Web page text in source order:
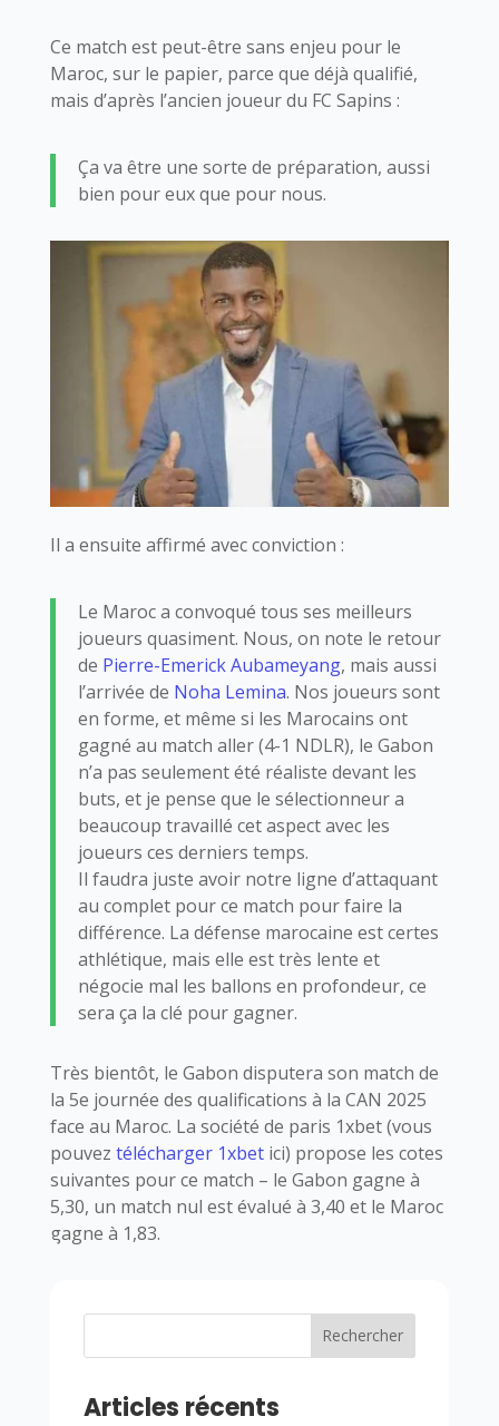
Ce match est peut-être sans enjeu pour le
Maroc, sur le papier, parce que déjà qualifié,
mais d’après l’ancien joueur du FC Sapins :
Ça va être une sorte de préparation, aussi
bien pour eux que pour nous.
Il a ensuite affirmé avec conviction :
Le Maroc a convoqué tous ses meilleurs
joueurs quasiment. Nous, on note le retour
de Pierre-Emerick Aubameyang, mais aussi
l’arrivée de Noha Lemina. Nos joueurs sont
en forme, et même si les Marocains ont
gagné au match aller (4-1 NDLR), le Gabon
n’a pas seulement été réaliste devant les
buts, et je pense que le sélectionneur a
beaucoup travaillé cet aspect avec les
joueurs ces derniers temps.
Il faudra juste avoir notre ligne d’attaquant
au complet pour ce match pour faire la
différence. La défense marocaine est certes
athlétique, mais elle est très lente et
négocie mal les ballons en profondeur, ce
sera ça la clé pour gagner.
Très bientôt, le Gabon disputera son match de
la 5e journée des qualifications à la CAN 2025
face au Maroc. La société de paris 1xbet (vous
pouvez télécharger 1xbetici) propose les cotes
suivantes pour ce match – le Gabon gagne à
5,30, un match nul est évalué à 3,40 et le Maroc
gagne à 1,83.
Rechercher
Articles récents